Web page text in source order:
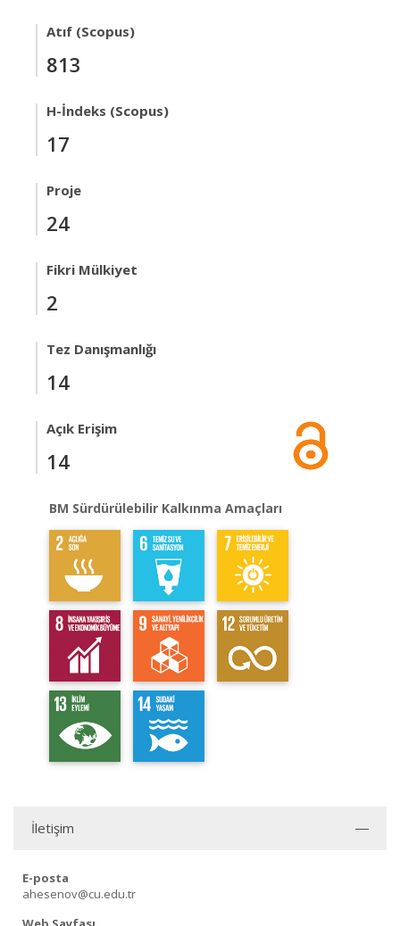
Atıf (Scopus)
813
H-İndeks (Scopus)
17
Proje
24
Fikri Mülkiyet
2
Tez Danışmanlığı
14
Açık Erişim
14
BM Sürdürülebilir Kalkınma Amaçları
İletişim
E-posta
ahesenov@cu.edu.tr